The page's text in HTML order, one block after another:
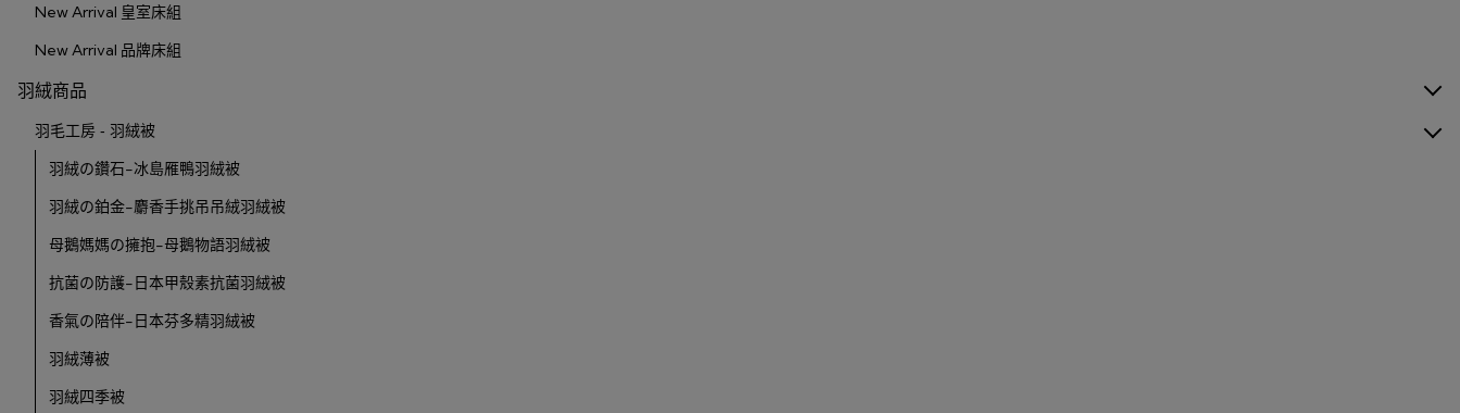
New Arrival 皇室床組
New Arrival 品牌床組
羽絨商品
羽毛工房 - 羽絨被
羽絨の鑽石-冰島雁鴨羽絨被
羽絨の鉑金-麝香手挑吊吊絨羽絨被
母鵝媽媽の擁抱-母鵝物語羽絨被
抗菌の防護-日本甲殼素抗菌羽絨被
香氣の陪伴-日本芬多精羽絨被
羽絨薄被
羽絨四季被